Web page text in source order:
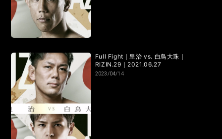
Full Fight｜皇治 vs. 白鳥大珠｜
RIZIN.29｜2021.06.27
2023/04/14